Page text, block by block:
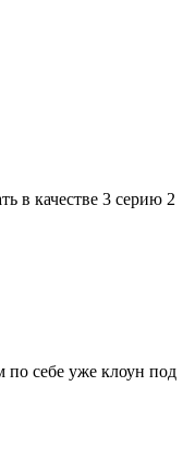
в качестве 3 серию 2
по себе уже клоун под